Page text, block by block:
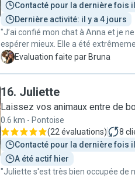
Contacté pour la dernière fois
Dernière activité: il y a 4 jours
"J’ai confié mon chat à Anna et je
espérer mieux. Elle a été
disponible. Comme mon chat passe
à chacun de ses passages. En plus,
gentillesse d’arroser mes plantes
même lorsqu’elle ne voyait pas mon
demandant si je l’avais aperçu sur
recommande Anna sans hésitation !
B Evaluation faite par Bruna
16. Juliette
Laissez vos animaux entre de
0.6 km - Pontoise
(22 évaluations) 8
Contacté pour la dernière fois
A été actif hier
"Juliette s'est très bien occupée de